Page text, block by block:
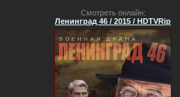
Смотреть онлайн:
Ленинград 46 / 2015 / HDTVRip